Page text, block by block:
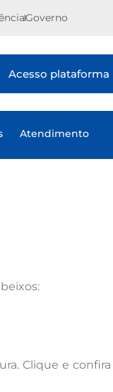
Governo
Acesso plataforma
Atendimento
Clique e